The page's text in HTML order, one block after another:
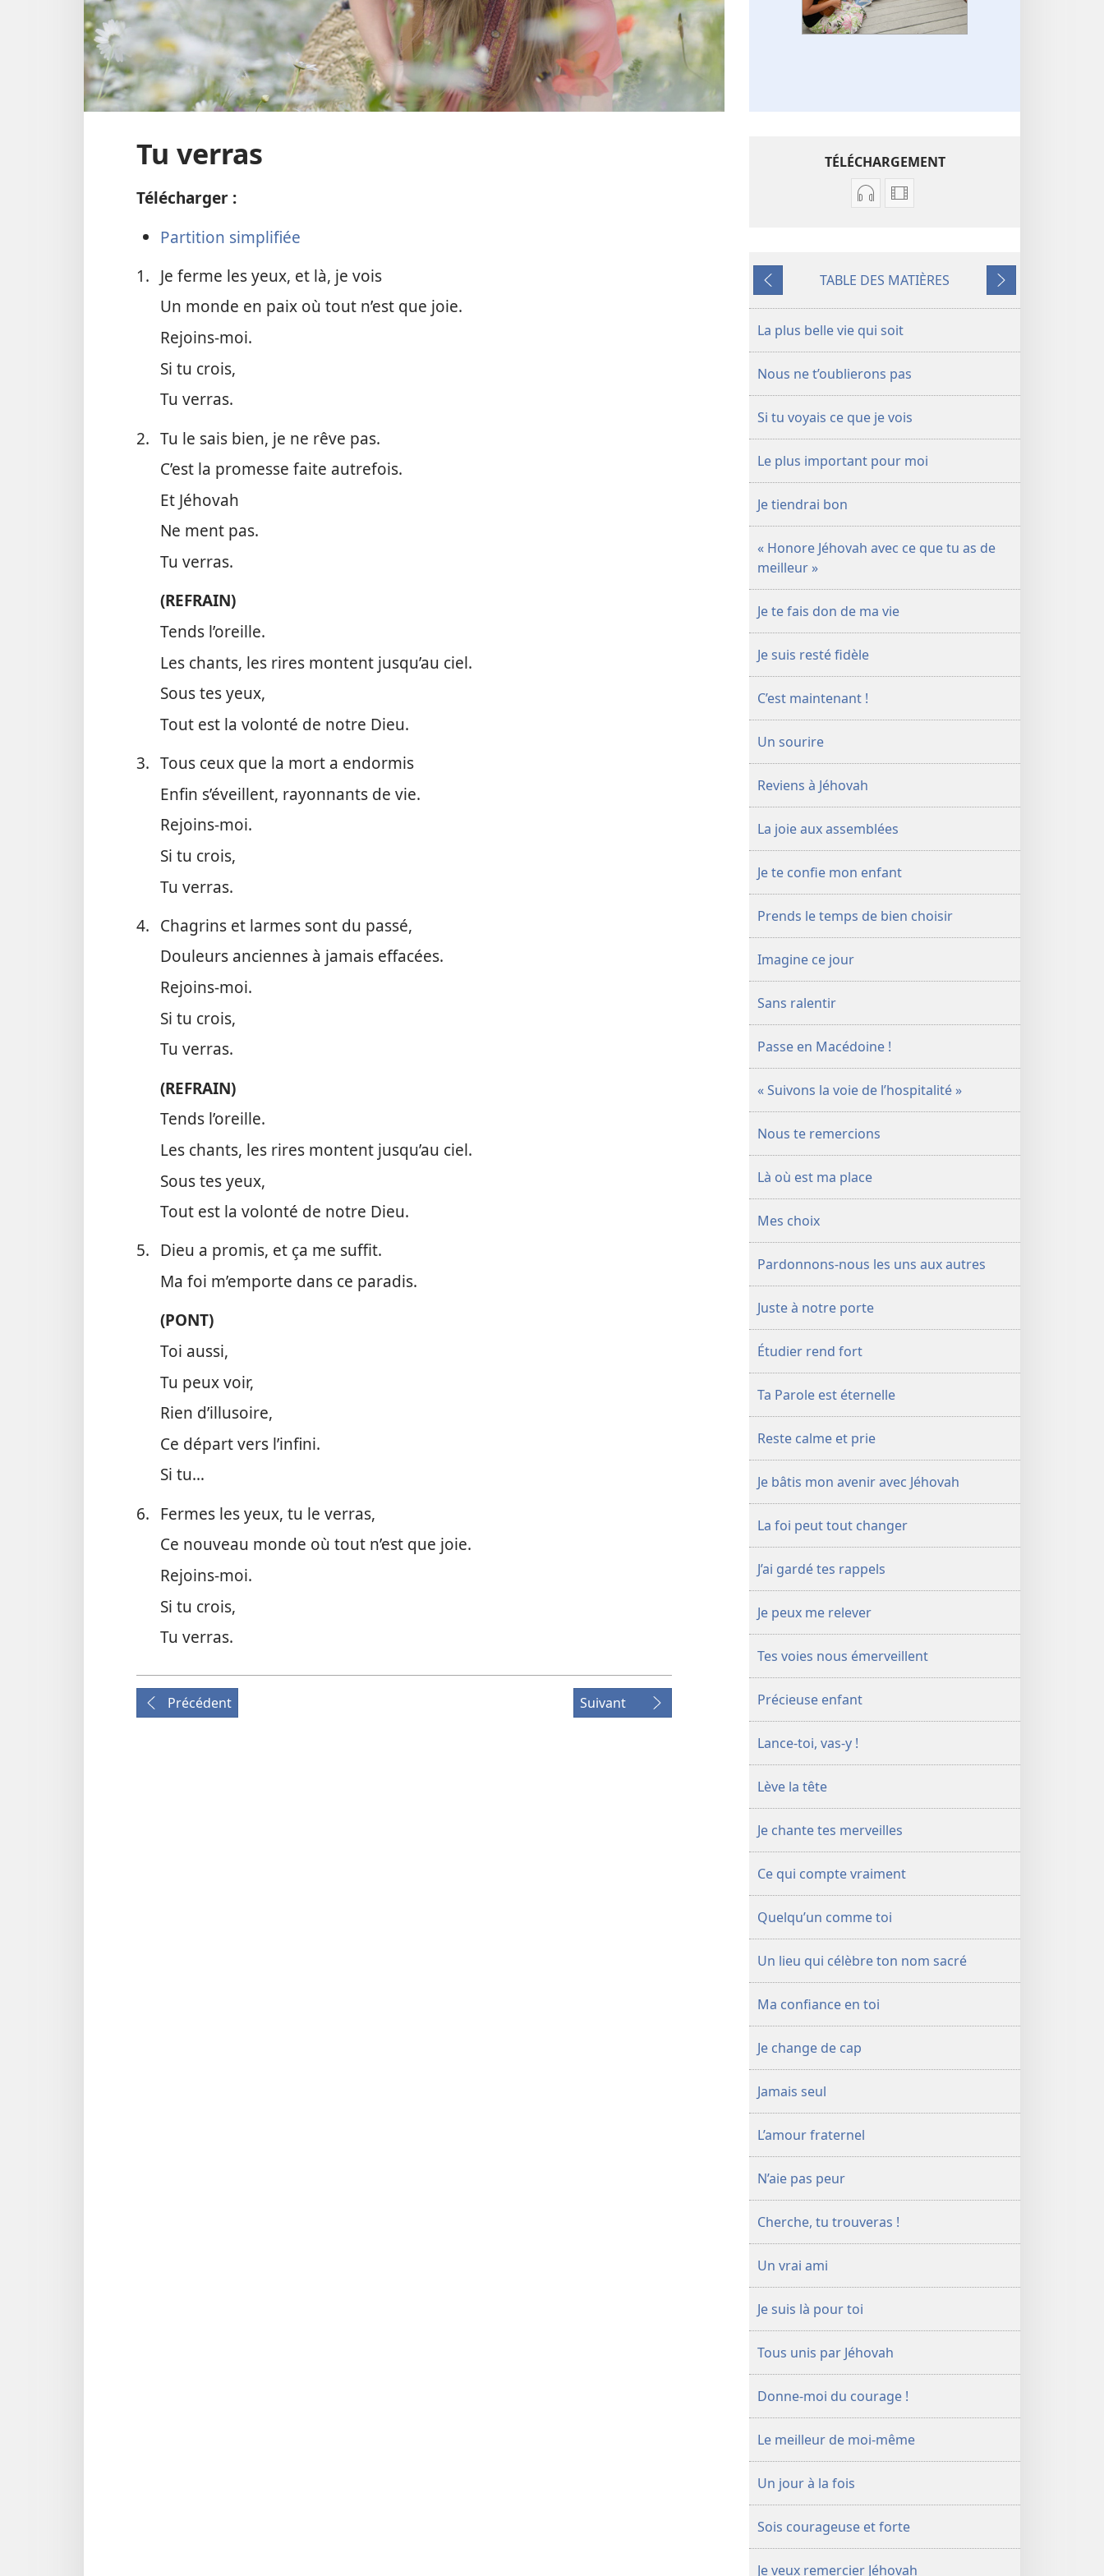
Tu verras
Télécharger :
Partition simplifiée
1. Je ferme les yeux, et là, je vois
Un monde en paix où tout n’est que joie.
Rejoins-​moi.
Si tu crois,
Tu verras.
2. Tu le sais bien, je ne rêve pas.
C’est la promesse faite autrefois.
Et Jéhovah
Ne ment pas.
Tu verras.
(REFRAIN)
Tends l’oreille.
Les chants, les rires montent jusqu’au ciel.
Sous tes yeux,
Tout est la volonté de notre Dieu.
3. Tous ceux que la mort a endormis
Enfin s’éveillent, rayonnants de vie.
Rejoins-​moi.
Si tu crois,
Tu verras.
4. Chagrins et larmes sont du passé,
Douleurs anciennes à jamais effacées.
Rejoins-​moi.
Si tu crois,
Tu verras.
(REFRAIN)
Tends l’oreille.
Les chants, les rires montent jusqu’au ciel.
Sous tes yeux,
Tout est la volonté de notre Dieu.
5. Dieu a promis, et ça me suffit.
Ma foi m’emporte dans ce paradis.
(PONT)
Toi aussi,
Tu peux voir,
Rien d’illusoire,
Ce départ vers l’infini.
Si tu…
6. Fermes les yeux, tu le verras,
Ce nouveau monde où tout n’est que joie.
Rejoins-​moi.
Si tu crois,
Tu verras.
Précédent Suivant
TÉLÉCHARGEMENT
Options
enregistrements
Chansons
Options
vidéos
Précédent
TABLE DES MATIÈRES
Suivant
La plus belle vie qui soit
Nous ne t’oublierons pas
Si tu voyais ce que je vois
Le plus important pour moi
Je tiendrai bon
« Honore Jéhovah avec ce que tu as de
meilleur »
Je te fais don de ma vie
Je suis resté fidèle
C’est maintenant !
Un sourire
Reviens à Jéhovah
La joie aux assemblées
Je te confie mon enfant
Prends le temps de bien choisir
Imagine ce jour
Sans ralentir
Passe en Macédoine !
« Suivons la voie de l’hospitalité »
Nous te remercions
Là où est ma place
Mes choix
Pardonnons-​nous les uns aux autres
Juste à notre porte
Étudier rend fort
Ta Parole est éternelle
Reste calme et prie
Je bâtis mon avenir avec Jéhovah
La foi peut tout changer
J’ai gardé tes rappels
Je peux me relever
Tes voies nous émerveillent
Précieuse enfant
Lance-​toi, vas-​y !
Lève la tête
Je chante tes merveilles
Ce qui compte vraiment
Quelqu’un comme toi
Un lieu qui célèbre ton nom sacré
Ma confiance en toi
Je change de cap
Jamais seul
L’amour fraternel
N’aie pas peur
Cherche, tu trouveras !
Un vrai ami
Je suis là pour toi
Tous unis par Jéhovah
Donne-​moi du courage !
Le meilleur de moi-​même
Un jour à la fois
Sois courageuse et forte
Je veux remercier Jéhovah